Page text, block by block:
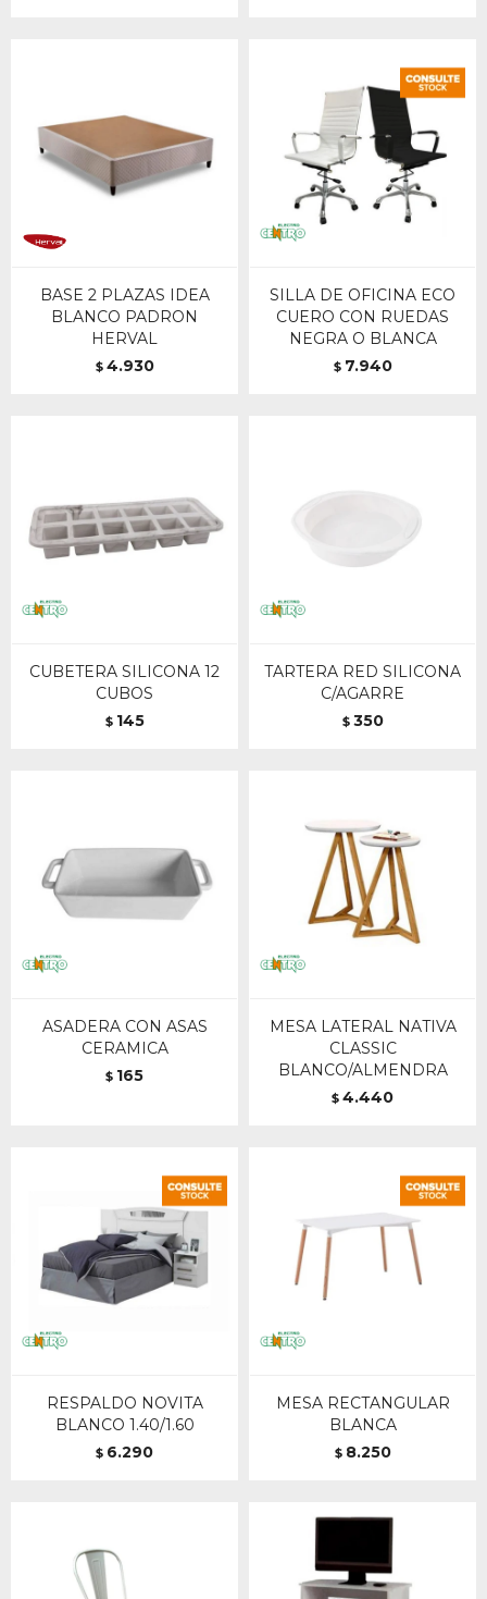
BASE 2 PLAZAS IDEA
BLANCO PADRON
HERVAL
$ 4.930
SILLA DE OFICINA ECO
CUERO CON RUEDAS
NEGRA O BLANCA
$ 7.940
CUBETERA SILICONA 12
CUBOS
$ 145
TARTERA RED SILICONA
C/AGARRE
$ 350
ASADERA CON ASAS
CERAMICA
$ 165
MESA LATERAL NATIVA
CLASSIC
BLANCO/ALMENDRA
$ 4.440
RESPALDO NOVITA
BLANCO 1.40/1.60
$ 6.290
MESA RECTANGULAR
BLANCA
$ 8.250